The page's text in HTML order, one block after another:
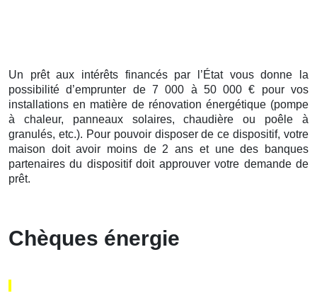
Un prêt aux intérêts financés par l’État vous donne la
possibilité d’emprunter de 7 000 à 50 000 € pour vos
installations en matière de rénovation énergétique (pompe
à chaleur, panneaux solaires, chaudière ou poêle à
granulés, etc.). Pour pouvoir disposer de ce dispositif, votre
maison doit avoir moins de 2 ans et une des banques
partenaires du dispositif doit approuver votre demande de
prêt.
Chèques énergie